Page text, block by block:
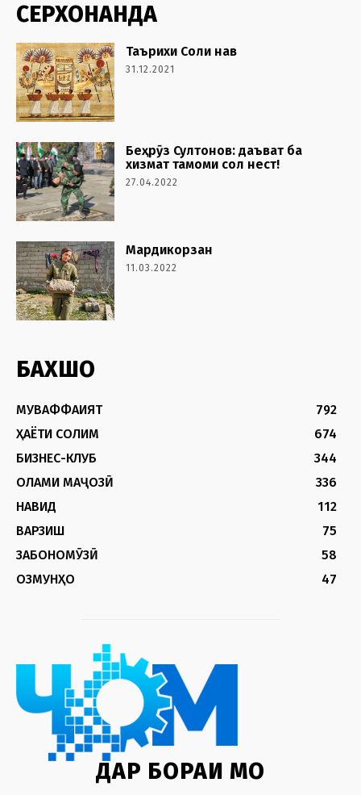
СЕРХОНАНДА
Таърихи Соли нав
31.12.2021
Беҳрӯз Султонов: даъват ба
хизмат тамоми сол нест!
27.04.2022
Мардикорзан
11.03.2022
БАХШҲО
МУВАФФАҚИЯТ
792
ҲАЁТИ СОЛИМ
674
БИЗНЕС-КЛУБ
344
ОЛАМИ МАҶОЗӢ
336
НАВИД
112
ВАРЗИШ
75
ЗАБОНОМӮЗӢ
58
ОЗМУНҲО
47
ДАР БОРАИ МО